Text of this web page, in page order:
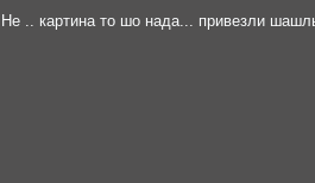
Не .. картина то шо нада... привезли